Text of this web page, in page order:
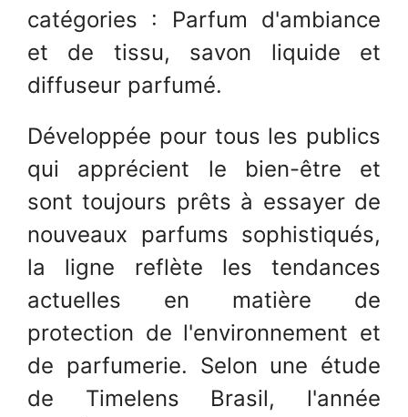
catégories : Parfum d'ambiance
et de tissu, savon liquide et
diffuseur parfumé.
Développée pour tous les publics
qui apprécient le bien-être et
sont toujours prêts à essayer de
nouveaux parfums sophistiqués,
la ligne reflète les tendances
actuelles en matière de
protection de l'environnement et
de parfumerie. Selon une étude
de Timelens Brasil, l'année